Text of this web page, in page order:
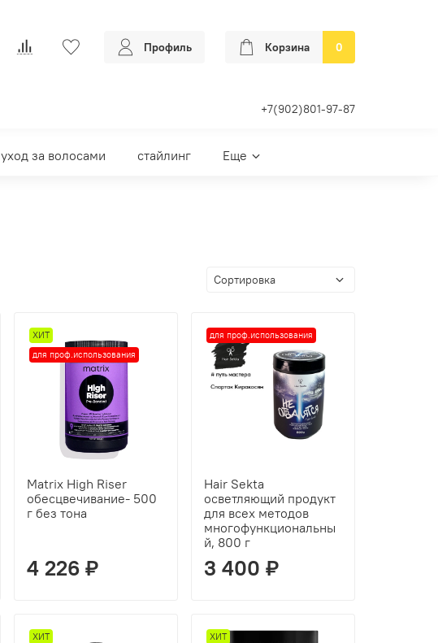
Профиль Корзина 0
+7(902)801-97-87
уход за волосами стайлинг
Еще
ХИТ
для проф.использования
Matrix High Riser
обесцвечивание- 500
г без тона
4 226 ₽
для проф.использования
Hair Sekta
осветляющий продукт
для всех методов
многофункциональны
й, 800 г
3 400 ₽
ХИТ
ХИТ